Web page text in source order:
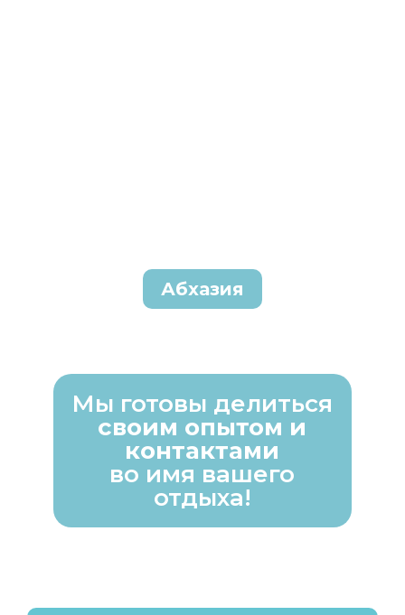
Абхазия
Мы готовы делиться
своим опытом и
контактами
во имя вашего
отдыха!